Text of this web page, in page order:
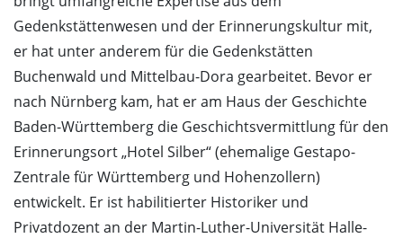
Gedenkstättenwesen und der Erinnerungskultur mit,
er hat unter anderem für die Gedenkstätten
Buchenwald und Mittelbau-Dora gearbeitet. Bevor er
nach Nürnberg kam, hat er am Haus der Geschichte
Baden-Württemberg die Geschichtsvermittlung für den
Erinnerungsort „Hotel Silber“ (ehemalige Gestapo-
Zentrale für Württemberg und Hohenzollern)
entwickelt. Er ist habilitierter Historiker und
Privatdozent an der Martin-Luther-Universität Halle-